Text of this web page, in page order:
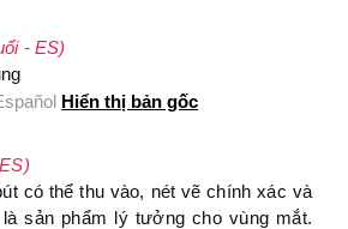
- ES)
Hiển thị bản gốc
có thể thu vào, nét vẽ chính xác và
sản phẩm lý tưởng cho vùng mắt.